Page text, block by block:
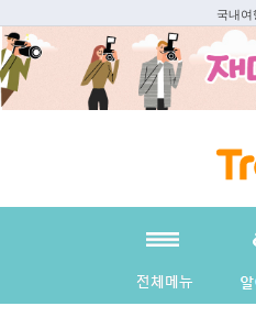
국내여